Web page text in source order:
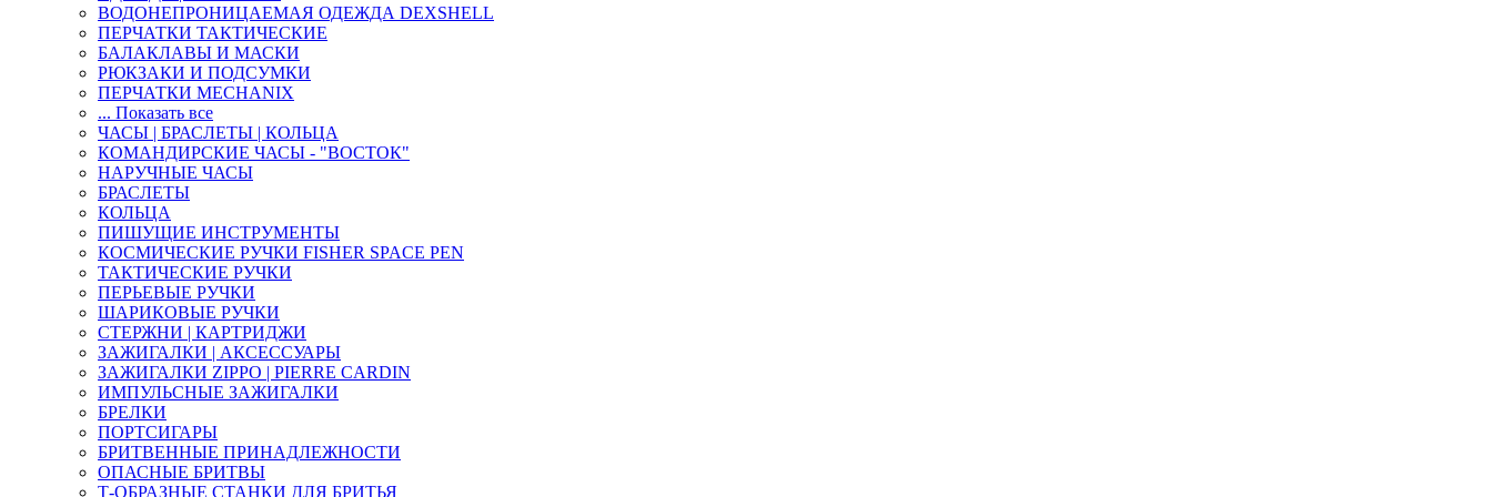
ВОДОНЕПРОНИЦАЕМАЯ ОДЕЖДА DEXSHELL
ПЕРЧАТКИ ТАКТИЧЕСКИЕ
БАЛАКЛАВЫ И МАСКИ
РЮКЗАКИ И ПОДСУМКИ
ПЕРЧАТКИ MECHANIX
... Показать все
ЧАСЫ | БРАСЛЕТЫ | КОЛЬЦА
КОМАНДИРСКИЕ ЧАСЫ - "ВОСТОК"
НАРУЧНЫЕ ЧАСЫ
БРАСЛЕТЫ
КОЛЬЦА
ПИШУЩИЕ ИНСТРУМЕНТЫ
КОСМИЧЕСКИЕ РУЧКИ FISHER SPACE PEN
ТАКТИЧЕСКИЕ РУЧКИ
ПЕРЬЕВЫЕ РУЧКИ
ШАРИКОВЫЕ РУЧКИ
СТЕРЖНИ | КАРТРИДЖИ
ЗАЖИГАЛКИ | АКСЕССУАРЫ
ЗАЖИГАЛКИ ZIPPO | PIERRE CARDIN
ИМПУЛЬСНЫЕ ЗАЖИГАЛКИ
БРЕЛКИ
ПОРТСИГАРЫ
БРИТВЕННЫЕ ПРИНАДЛЕЖНОСТИ
ОПАСНЫЕ БРИТВЫ
Т-ОБРАЗНЫЕ СТАНКИ ДЛЯ БРИТЬЯ